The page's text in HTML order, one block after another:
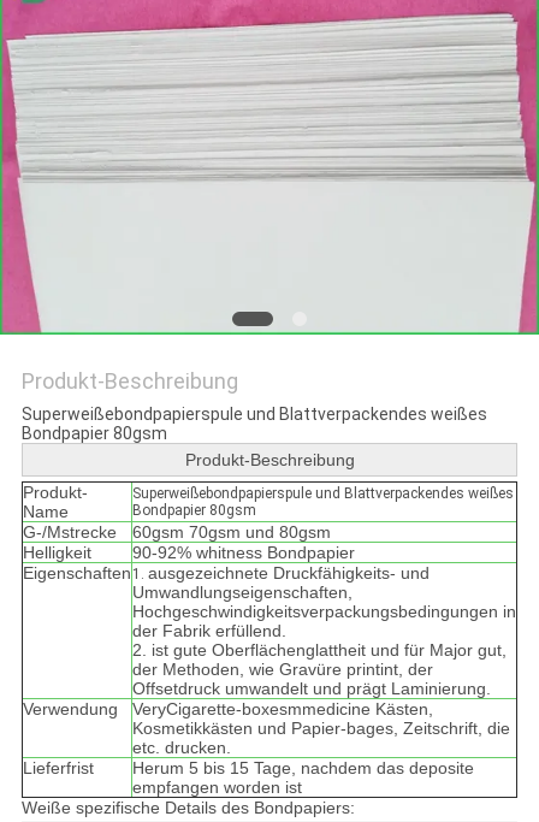
Produkt-Beschreibung
Superweißebondpapierspule und Blattverpackendes weißes
Bondpapier 80gsm
Produkt-Beschreibung
Produkt-
Name
Superweißebondpapierspule und Blattverpackendes weißes
Bondpapier 80gsm
G-/Mstrecke
60gsm 70gsm und 80gsm
Helligkeit
90-92% whitness Bondpapier
Eigenschaften 1. ausgezeichnete Druckfähigkeits- und
Umwandlungseigenschaften,
Hochgeschwindigkeitsverpackungsbedingungen in
der Fabrik erfüllend.
2. ist gute Oberflächenglattheit und für Major gut,
der Methoden, wie Gravüre printint, der
Offsetdruck umwandelt und prägt Laminierung.
Verwendung
VeryCigarette-boxesmmedicine Kästen,
Kosmetikkästen und Papier-bages, Zeitschrift, die
etc. drucken.
Lieferfrist
Herum 5 bis 15 Tage, nachdem das deposite
empfangen worden ist
Weiße spezifische Details des Bondpapiers: